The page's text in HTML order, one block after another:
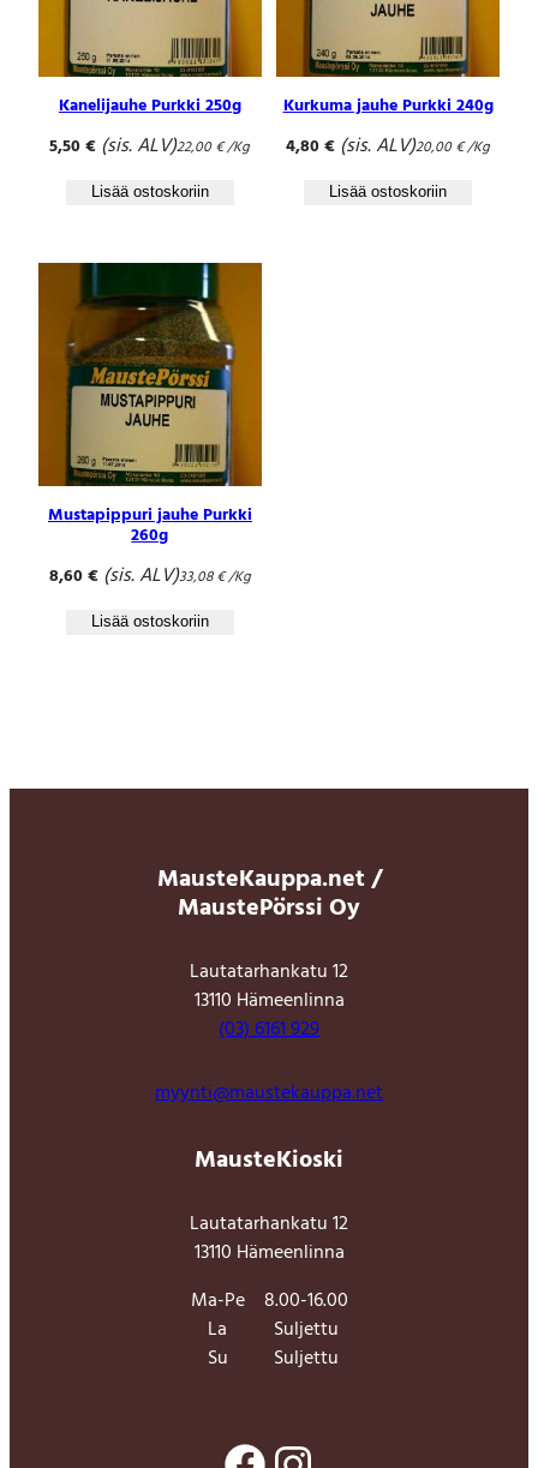
Kanelijauhe Purkki 250g
5,50€ (sis. ALV)22,00€/Kg
Lisää ostoskoriin
Kurkuma jauhe Purkki 240g
4,80€ (sis. ALV)20,00€/Kg
Lisää ostoskoriin
Mustapippuri jauhe Purkki
260g
8,60€ (sis. ALV)33,08€/Kg
Lisää ostoskoriin
MausteKauppa.net /
MaustePörssi Oy
Lautatarhankatu 12
13110 Hämeenlinna
(03) 6161 929
myynti@maustekauppa.net
MausteKioski
Lautatarhankatu 12
13110 Hämeenlinna
Ma-Pe
8.00-16.00
La
Suljettu
Su
Suljettu